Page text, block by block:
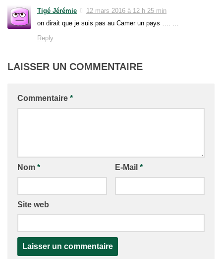
Tigé Jérémie
12 mars 2016 à 12 h 25 min
on dirait que je suis pas au Camer un pays …. …
Reply
LAISSER UN COMMENTAIRE
Commentaire *
Nom * E-Mail *
Site web